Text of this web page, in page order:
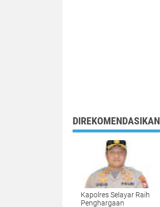
DIREKOMENDASIKAN
Kapolres Selayar Raih
Penghargaan